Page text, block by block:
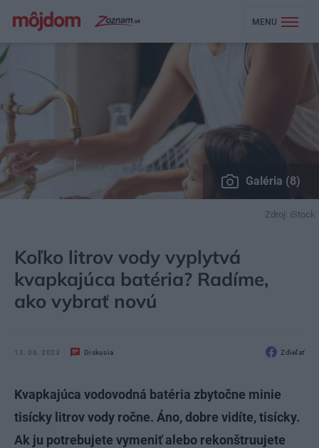
MENU
Galéria (8)
Zdroj: iStock
Koľko litrov vody vyplytvá
kvapkajúca batéria? Radíme,
ako vybrať novú
13. 06. 2023 Diskusia Zdieľať
Kvapkajúca vodovodná batéria zbytočne minie
tisícky litrov vody ročne. Áno, dobre vidíte, tisícky.
Ak ju potrebujete vymeniť alebo rekonštruujete